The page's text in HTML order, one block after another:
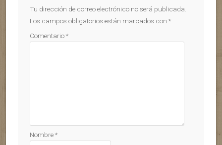
Tu dirección de correo electrónico no será publicada.
Los campos obligatorios están marcados con *
Comentario*
Nombre*